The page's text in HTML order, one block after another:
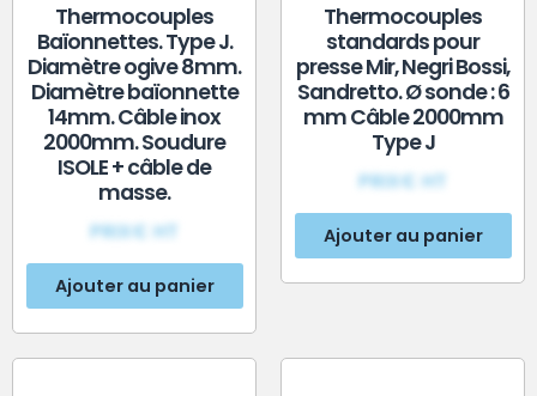
Thermocouples
Baïonnettes. Type J.
Diamètre ogive 8mm.
Diamètre baïonnette
14mm. Câble inox
2000mm. Soudure
ISOLE + câble de
masse.
PRIX€ HT
Ajouter au panier
Thermocouples
standards pour
presse Mir, Negri Bossi,
Sandretto. Ø sonde : 6
mm Câble 2000mm
Type J
PRIX€ HT
Ajouter au panier